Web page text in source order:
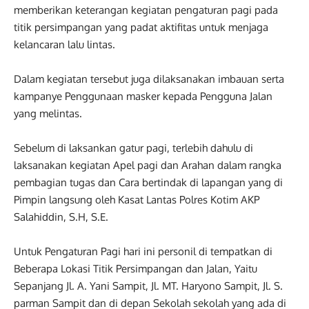
memberikan keterangan kegiatan pengaturan pagi pada
titik persimpangan yang padat aktifitas untuk menjaga
kelancaran lalu lintas.
Dalam kegiatan tersebut juga dilaksanakan imbauan serta
kampanye Penggunaan masker kepada Pengguna Jalan
yang melintas.
Sebelum di laksankan gatur pagi, terlebih dahulu di
laksanakan kegiatan Apel pagi dan Arahan dalam rangka
pembagian tugas dan Cara bertindak di lapangan yang di
Pimpin langsung oleh Kasat Lantas Polres Kotim AKP
Salahiddin, S.H, S.E.
Untuk Pengaturan Pagi hari ini personil di tempatkan di
Beberapa Lokasi Titik Persimpangan dan Jalan, Yaitu
Sepanjang Jl. A. Yani Sampit, Jl. MT. Haryono Sampit, Jl. S.
parman Sampit dan di depan Sekolah sekolah yang ada di